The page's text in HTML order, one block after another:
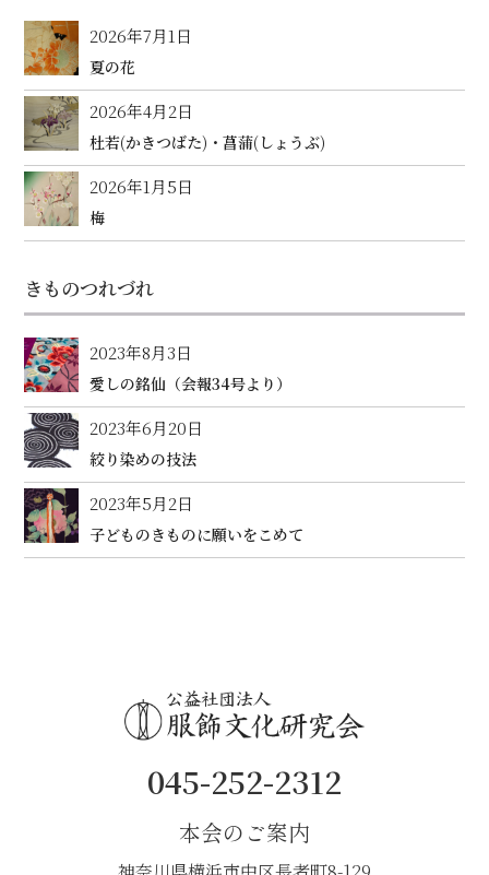
2026年7月1日
夏の花
2026年4月2日
杜若(かきつばた)・菖蒲(しょうぶ)
2026年1月5日
梅
きものつれづれ
2023年8月3日
愛しの銘仙（会報34号より）
2023年6月20日
絞り染めの技法
2023年5月2日
子どものきものに願いをこめて
045-252-2312
本会のご案内